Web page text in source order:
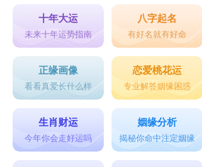
十年大运
未来十年运势指南
八字起名
有好名就有好命
正缘画像
看看真爱长什么样
恋爱桃花运
专业解答姻缘困惑
生肖财运
今年你会走好运吗
姻缘分析
揭秘你命中注定姻缘